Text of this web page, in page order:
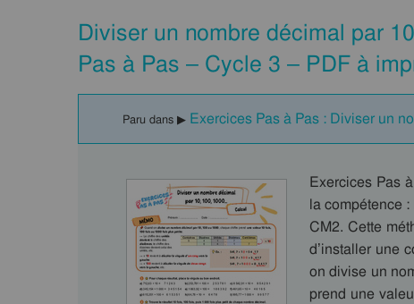
Diviser un nombre décimal par
Pas à Pas – Cycle 3 – PDF à
Paru dans ▶ Exercices Pas à Pas : Diviser un
Exercices Pas
la compétence
CM2. Cette
d’installer une
on divise un
prend une